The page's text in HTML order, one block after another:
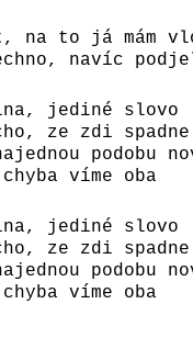
na to já mám
navíc
jediné slovo
ze zdi spadne
podobu
víme oba
jediné slovo
ze zdi spadne
podobu
víme oba